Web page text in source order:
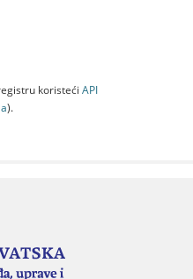
koristeći API
).